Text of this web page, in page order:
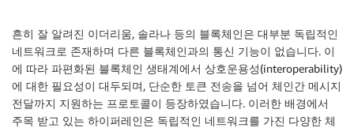
흔히 잘 알려진 이더리움, 솔라나 등의 블록체인은 대부분 독립적인
네트워크로 존재하며 다른 블록체인과의 통신 기능이 없습니다. 이
에 따라 파편화된 블록체인 생태계에서 상호운용성(interoperability)
에 대한 필요성이 대두되며, 단순한 토큰 전송을 넘어 체인간 메시지
전달까지 지원하는 프로토콜이 등장하였습니다. 이러한 배경에서
주목 받고 있는 하이퍼레인은 독립적인 네트워크를 가진 다양한 체